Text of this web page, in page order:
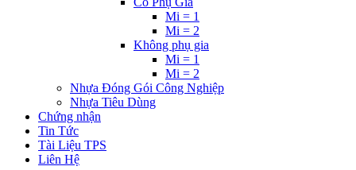
Mi = 1
Mi = 2
Không phụ gia
Mi = 1
Mi = 2
Nhựa Đóng Gói Công Nghiệp
Nhựa Tiêu Dùng
Chứng nhận
Tin Tức
Tài Liệu TPS
Liên Hệ